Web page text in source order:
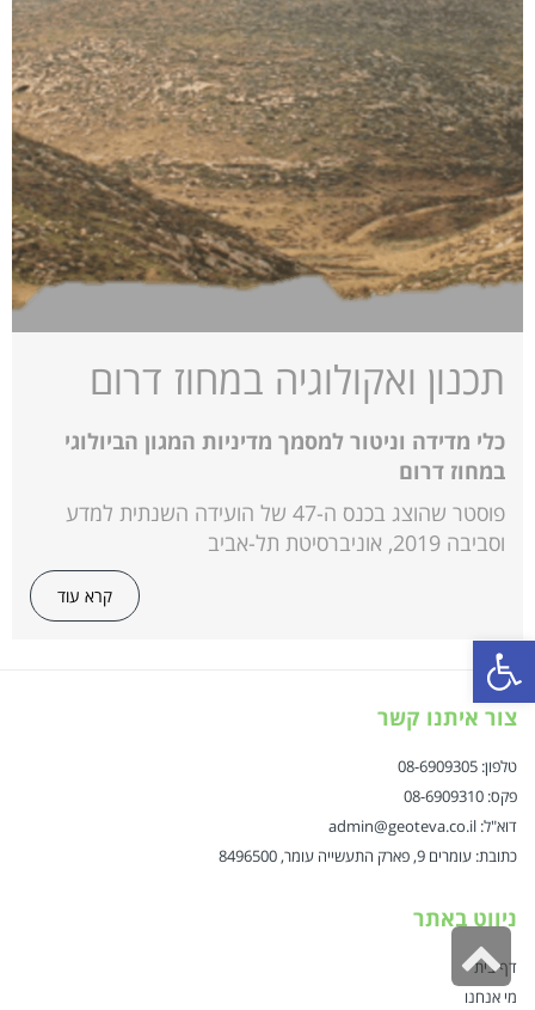
פתח סרגל נגישות
תכנון ואקולוגיה במחוז דרום
כלי מדידה וניטור למסמך מדיניות המגון הביולוגי
במחוז דרום
פוסטר שהוצג בכנס ה-47 של הועידה השנתית למדע
וסביבה 2019, אוניברסיטת תל-אביב
קרא עוד
צור איתנו קשר
טלפון: 08-6909305
פקס: 08-6909310
דוא"ל: admin@geoteva.co.il
כתובת: עומרים 9, פארק התעשייה עומר, 8496500
ניווט באתר
דף בית
מי אנחנו לראש